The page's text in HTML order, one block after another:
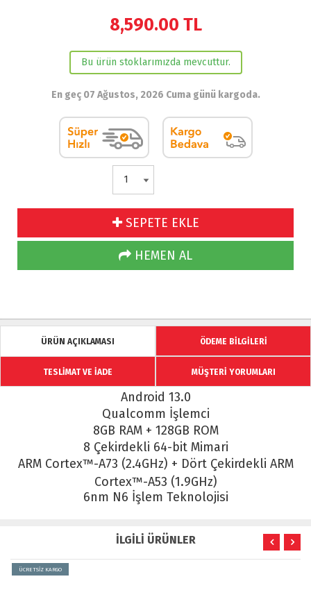
8,590.00 TL
Bu ürün stoklarımızda mevcuttur.
En geç 07 Ağustos, 2026 Cuma günü kargoda.
SEPETE EKLE
HEMEN AL
ÜRÜN AÇIKLAMASI ÖDEME BİLGİLERİ
TESLİMAT VE İADE MÜŞTERİ YORUMLARI
Android 13.0
Qualcomm İşlemci
8GB RAM + 128GB ROM
8 Çekirdekli 64-bit Mimari
ARM Cortex™-A73 (2.4GHz) + Dört Çekirdekli ARM
Cortex™-A53 (1.9GHz)
6nm N6 İşlem Teknolojisi
İLGİLİ ÜRÜNLER
ÜCRETSİZ KARGO